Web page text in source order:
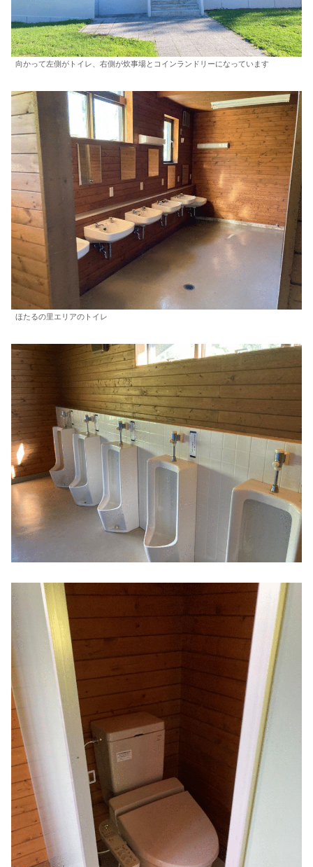
向かって左側がトイレ、右側が炊事場とコインランドリーになっています
ほたるの里エリアのトイレ